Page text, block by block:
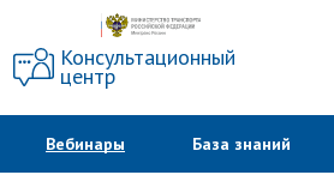
Консультационный
центр
Вебинары База знаний